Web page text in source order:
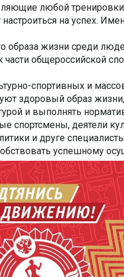
любой тренировки.
на успех.
образа жизни среди
общероссийской
спортивных и
здоровый образ жизни,
и выполнять
спортсмены, деятели
и друге
успешному